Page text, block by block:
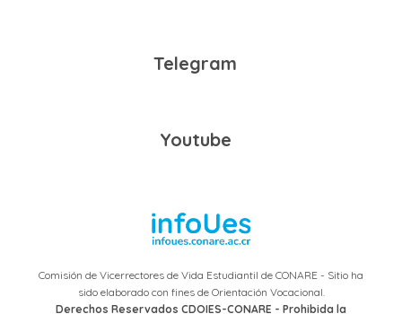
Telegram
Youtube
Comisión de Vicerrectores de Vida Estudiantil de CONARE - Sitio ha
sido elaborado con fines de Orientación Vocacional.
Derechos Reservados CDOIES-CONARE - Prohibida la